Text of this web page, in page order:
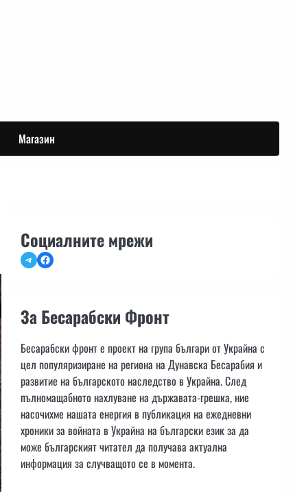
Магазин
Социалните мрежи
TelegramFacebook
За Бесарабски Фронт
Бесарабски фронт е проект на група българи от Украйна с
цел популяризиране на региона на Дунавска Бесарабия и
развитие на българското наследство в Украйна. След
пълномащабното нахлуване на държавата-грешка, ние
насочихме нашата енергия в публикация на ежедневни
хроники за войната в Украйна на български език за да
може българският читател да получава актуална
информация за случващото се в момента.